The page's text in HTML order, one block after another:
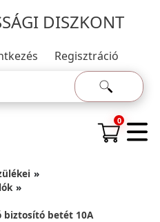
DISZKONT
Regisztráció
0
biztosító betét 10A